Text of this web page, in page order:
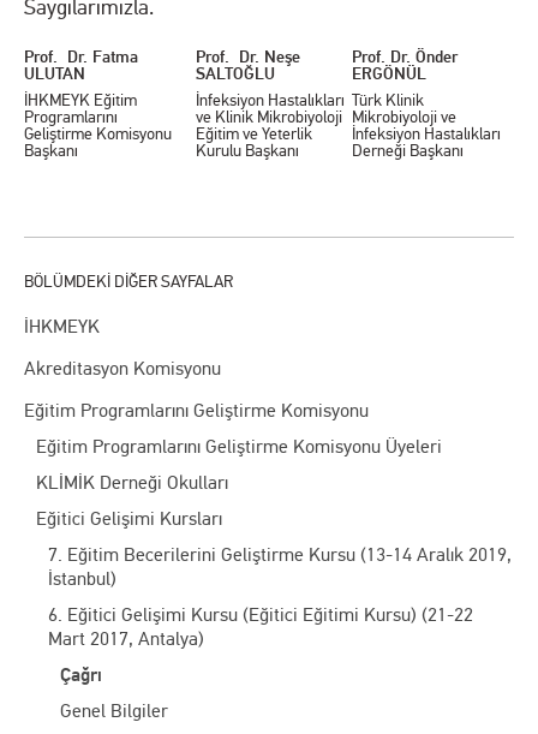
İHKMEYK
Akreditasyon Komisyonu
Eğitim Programlarını Geliştirme Komisyonu
Eğitim Programlarını Geliştirme Komisyonu Üyeleri
KLİMİK Derneği Okulları
Eğitici Gelişimi Kursları
7. Eğitim Becerilerini Geliştirme Kursu (13-14 Aralık 2019,
İstanbul)
6. Eğitici Gelişimi Kursu (Eğitici Eğitimi Kursu) (21-22
Mart 2017, Antalya)
Çağrı
Genel Bilgiler
Saygılarımızla.
Prof. Dr. Fatma
ULUTAN
Prof. Dr. Neşe
SALTOĞLU
Prof. Dr. Önder
ERGÖNÜL
İHKMEYK Eğitim
Programlarını
Geliştirme Komisyonu
Başkanı
İnfeksiyon Hastalıkları
ve Klinik Mikrobiyoloji
Eğitim ve Yeterlik
Kurulu Başkanı
Türk Klinik
Mikrobiyoloji ve
İnfeksiyon Hastalıkları
Derneği Başkanı